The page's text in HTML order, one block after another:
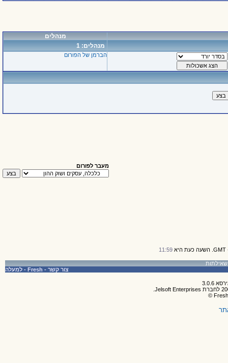
מנהלים
מנהלים: 1
הברמן של הפורום
מעבר לפורום
11:59
צור קשר -
Fresh
- למעלה